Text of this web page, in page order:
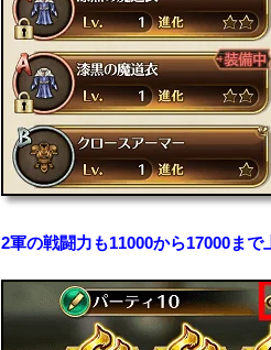
2軍の戦闘力も11000から17000まで